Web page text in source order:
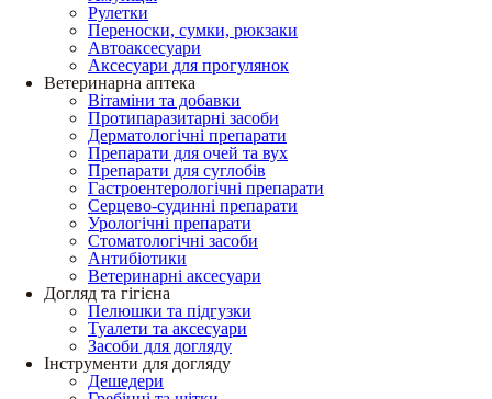
Рулетки
Переноски, сумки, рюкзаки
Автоаксесуари
Аксесуари для прогулянок
Ветеринарна аптека
Вітаміни та добавки
Протипаразитарні засоби
Дерматологічні препарати
Препарати для очей та вух
Препарати для суглобів
Гастроентерологічні препарати
Серцево-судинні препарати
Урологічні препарати
Стоматологічні засоби
Антибіотики
Ветеринарні аксесуари
Догляд та гігієна
Пелюшки та підгузки
Туалети та аксесуари
Засоби для догляду
Інструменти для догляду
Дешедери